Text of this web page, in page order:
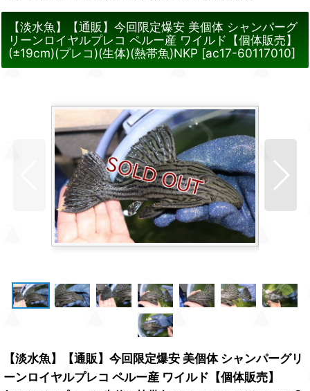
【淡水魚】【通販】今回限定爆安 美個体 シャンパーグ
リーンロイヤルプレコ ペルー産 ワイルド【個体販売】
(±19cm)(プレコ)(生体)(熱帯魚)NKP [ac17-60117010]
【淡水魚】【通販】今回限定爆安 美個体 シャンパーグリ
ーンロイヤルプレコ ペルー産 ワイルド【個体販売】